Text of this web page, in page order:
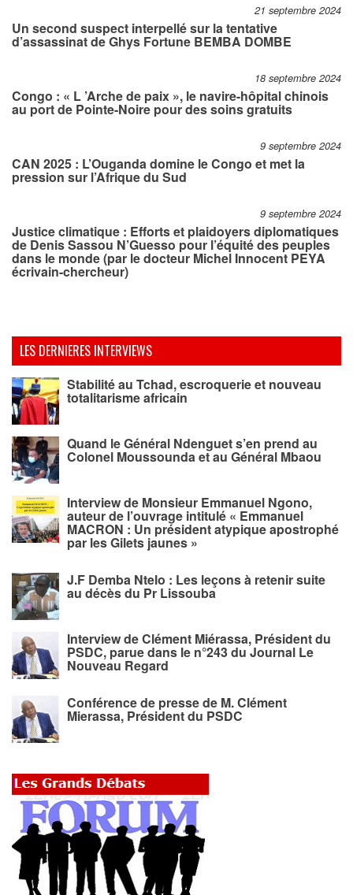
21 septembre 2024
Un second suspect interpellé sur la tentative
d’assassinat de Ghys Fortune BEMBA DOMBE
18 septembre 2024
Congo : « L ’Arche de paix », le navire-hôpital chinois
au port de Pointe-Noire pour des soins gratuits
9 septembre 2024
CAN 2025 : L’Ouganda domine le Congo et met la
pression sur l’Afrique du Sud
9 septembre 2024
Justice climatique : Efforts et plaidoyers diplomatiques
de Denis Sassou N’Guesso pour l’équité des peuples
dans le monde (par le docteur Michel Innocent PEYA
écrivain-chercheur)
LES DERNIERES INTERVIEWS
Stabilité au Tchad, escroquerie et nouveau
totalitarisme africain
Quand le Général Ndenguet s’en prend au
Colonel Moussounda et au Général Mbaou
Interview de Monsieur Emmanuel Ngono,
auteur de l’ouvrage intitulé « Emmanuel
MACRON : Un président atypique apostrophé
par les Gilets jaunes »
J.F Demba Ntelo : Les leçons à retenir suite
au décès du Pr Lissouba
Interview de Clément Miérassa, Président du
PSDC, parue dans le n°243 du Journal Le
Nouveau Regard
Conférence de presse de M. Clément
Mierassa, Président du PSDC